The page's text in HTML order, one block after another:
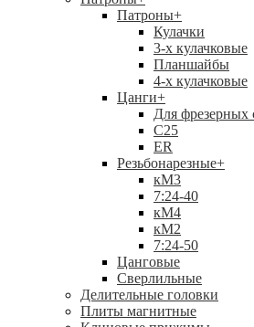
Патроны+
Кулачки
3-х кулачковые
Планшайбы
4-х кулачковые
Цанги+
Для фрезерных
С25
ER
Резьбонарезные+
кМ3
7:24-40
кМ4
кМ2
7:24-50
Цанговые
Сверлильные
Делительные головки
Плиты магнитные